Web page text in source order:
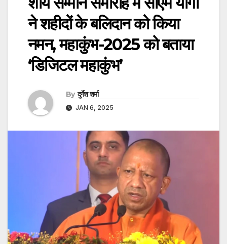
ने शहीदों के बलिदान को किया
नमन, महाकुंभ-2025 को बताया
‘डिजिटल महाकुंभ’
By दुर्गेश शर्मा
JAN 6, 2025